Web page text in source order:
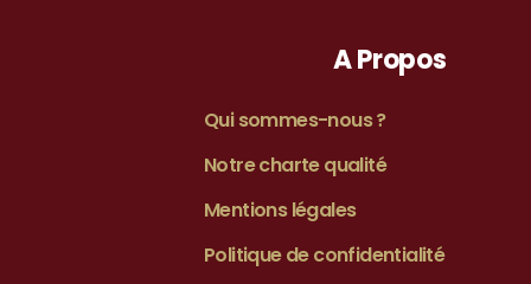
A Propos
Qui sommes-nous ?
Notre charte qualité
Mentions légales
Politique de confidentialité